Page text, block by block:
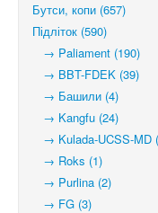
Бутси, копи (657)
Підліток (590)
→ Paliament (190)
→ BBT-FDEK (39)
→ Башили (4)
→ Kangfu (24)
→ Kulada-UCSS-MD
→ Roks (1)
→ Purlina (2)
→ FG (3)